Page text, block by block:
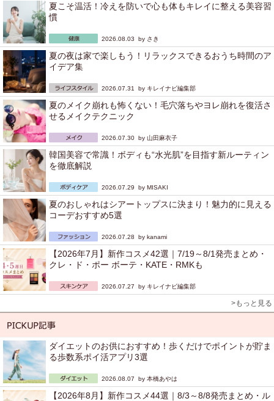
夏こそ温活！冷えを防いで心も体もキレイに整える美容習
慣
2026.08.03 by さき
夏の夜は家で楽しもう！リラックスできるおうち時間のア
イデア集
2026.07.31 by キレイナビ編集部
夏のメイク崩れも怖くない！毛穴落ちやヨレ崩れを復活さ
せるメイクテクニック
2026.07.30 by 山田麻衣子
韓国美容で常識！ボディも“水光肌”を目指す新ルーティン
を徹底解説
2026.07.29 by MISAKI
夏のおしゃれはシアートップスに決まり！魅力的に見える
コーデおすすめ5選
2026.07.28 by kanami
【2026年7月】新作コスメ42選｜7/19～8/1発売まとめ・
クレ・ド・ポー ボーテ・KATE・RMKも
2026.07.27 by キレイナビ編集部
>もっと見る
ダイエットのお供におすすめ！歩くだけでポイントが貯ま
る歩数系ポイ活アプリ3選
2026.08.07 by 本橋あやは
【2026年8月】新作コスメ44選｜8/3～8/8発売まとめ・ル